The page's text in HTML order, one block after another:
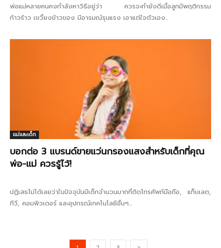
พ่อแม่หลายคนคงกำลังหาวิธีอยู่ว่า ควรจะทำยังดีเมื่อลูกมีพฤติกรรม
ก้าวร้าว เขวี้ยงข้าวของ มีอารมณ์รุนแรง เอาแต่ใจตัวเอง...
แม่และเด็ก
บอกต่อ 3 แบรนด์ขายแว่นกรองแสงสำหรับเด็กที่คุณ
พ่อ-แม่ ควรรู้ไว้!
ปฏิเสธไม่ได้เลยว่าในปัจจุบันมีเด็กจำนวนมากที่ติดโทรศัพท์มือถือ, แท็บเลต,
ทีวี, คอมพิวเตอร์ และอุปกรณ์เทคโนโลยีอื่นๆ...